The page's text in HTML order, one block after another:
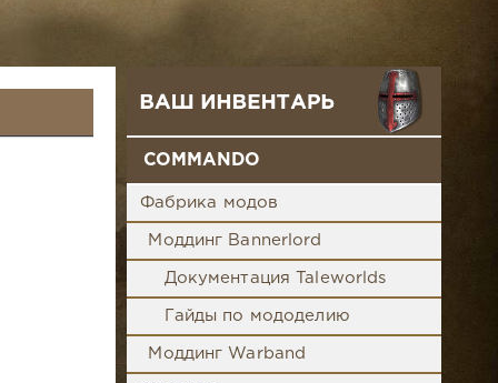
COMMANDO
Фабрика модов
Моддинг Bannerlord
Документация Taleworlds
Гайды по мододелию
Моддинг Warband